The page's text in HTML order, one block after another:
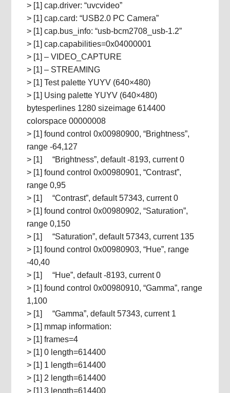
> [1] cap.driver: “uvcvideo”
> [1] cap.card: “USB2.0 PC Camera”
> [1] cap.bus_info: “usb-bcm2708_usb-1.2”
> [1] cap.capabilities=0x04000001
> [1] – VIDEO_CAPTURE
> [1] – STREAMING
> [1] Test palette YUYV (640×480)
> [1] Using palette YUYV (640×480)
bytesperlines 1280 sizeimage 614400
colorspace 00000008
> [1] found control 0x00980900, “Brightness”,
range -64,127
> [1] “Brightness”, default -8193, current 0
> [1] found control 0x00980901, “Contrast”,
range 0,95
> [1] “Contrast”, default 57343, current 0
> [1] found control 0x00980902, “Saturation”,
range 0,150
> [1] “Saturation”, default 57343, current 135
> [1] found control 0x00980903, “Hue”, range
-40,40
> [1] “Hue”, default -8193, current 0
> [1] found control 0x00980910, “Gamma”, range
1,100
> [1] “Gamma”, default 57343, current 1
> [1] mmap information:
> [1] frames=4
> [1] 0 length=614400
> [1] 1 length=614400
> [1] 2 length=614400
> [1] 3 length=614400